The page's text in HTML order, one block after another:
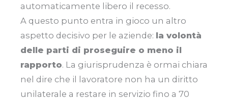
automaticamente libero il recesso.
A questo punto entra in gioco un altro
aspetto decisivo per le aziende: la volontà
delle parti di proseguire o meno il
rapporto. La giurisprudenza è ormai chiara
nel dire che il lavoratore non ha un diritto
unilaterale a restare in servizio fino a 70